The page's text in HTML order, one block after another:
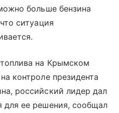
больше бензина
ситуация
на Крымском
контроле президента
российский лидер дал
для ее решения, сообщал